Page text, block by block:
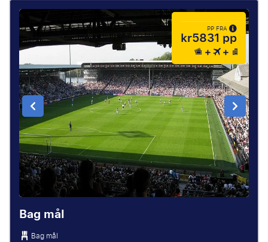
PP FRA
kr5831 pp
Bag mål
Bag mål